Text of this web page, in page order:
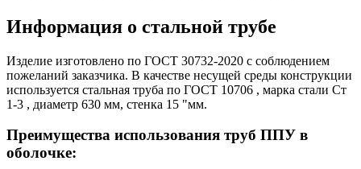
Информация о стальной трубе
Изделие изготовлено по ГОСТ 30732-2020 с соблюдением
пожеланий заказчика. В качестве несущей среды конструкции
используется стальная труба по ГОСТ 10706 , марка стали Ст
1-3 , диаметр 630 мм, стенка 15 "мм.
Преимущества использования труб ППУ в
оболочке: